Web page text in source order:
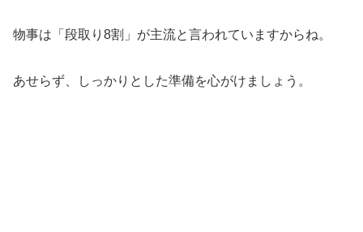
物事は「段取り8割」が主流と言われていますからね。
あせらず、しっかりとした準備を心がけましょう。